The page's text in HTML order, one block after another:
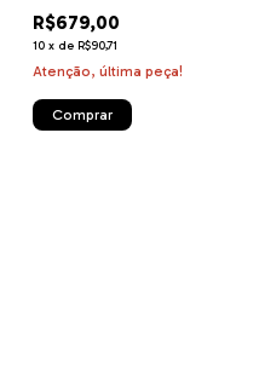
base de verniz Gold Matte
5 L
R$679,00
10 x de R$90,71
Atenção, última peça!